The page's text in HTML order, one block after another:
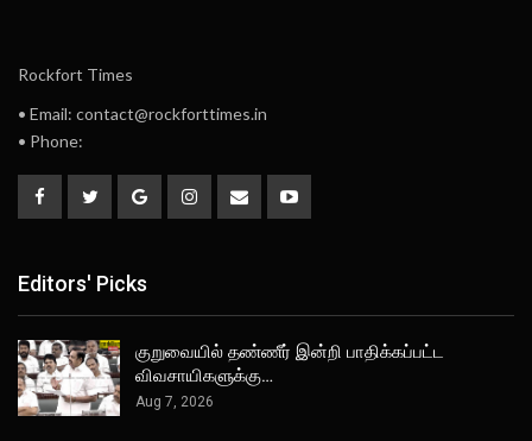
Rockfort Times
• Email: contact@rockforttimes.in
• Phone:
Editors' Picks
குறுவையில் தண்ணீர் இன்றி பாதிக்கப்பட்ட
விவசாயிகளுக்கு…
Aug 7, 2026